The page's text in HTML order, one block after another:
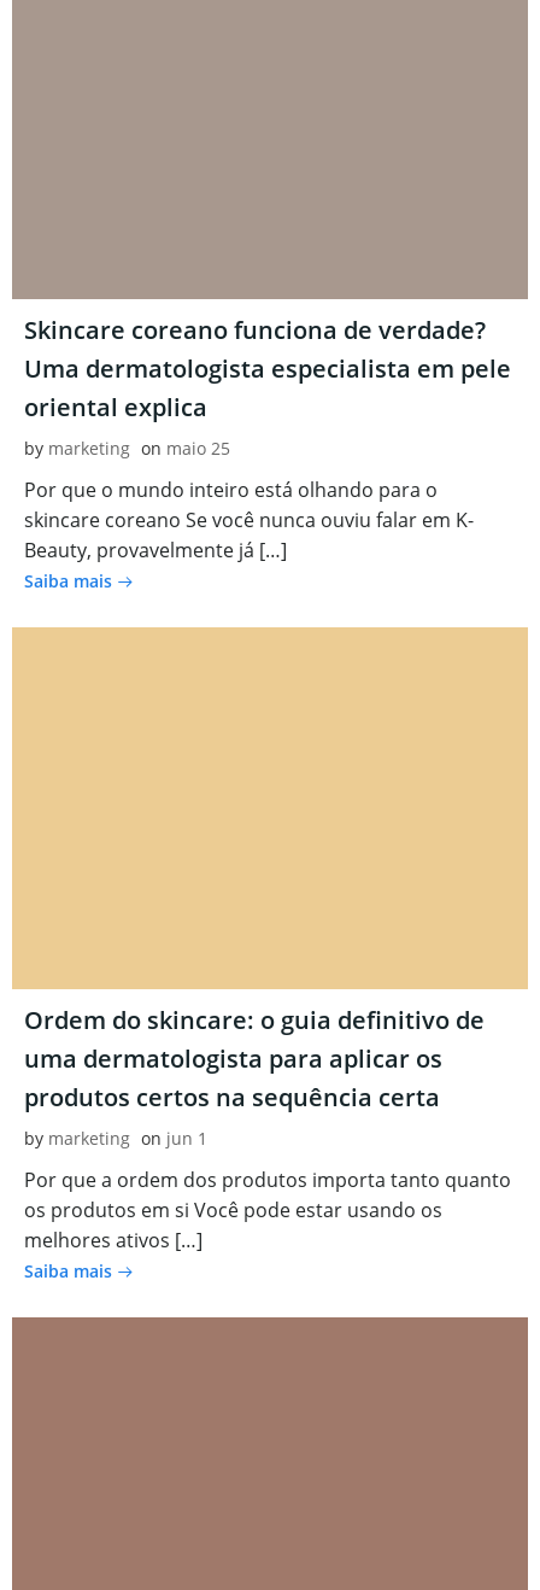
Skincare coreano funciona de verdade?
Uma dermatologista especialista em pele
oriental explica
by marketing on maio 25
Por que o mundo inteiro está olhando para o
skincare coreano Se você nunca ouviu falar em K-
Beauty, provavelmente já […]
Saiba mais
Ordem do skincare: o guia definitivo de
uma dermatologista para aplicar os
produtos certos na sequência certa
by marketing on jun 1
Por que a ordem dos produtos importa tanto quanto
os produtos em si Você pode estar usando os
melhores ativos […]
Saiba mais